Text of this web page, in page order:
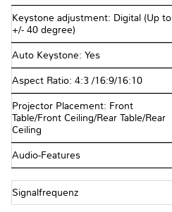
Keystone adjustment: Digital (Up to
+/- 40 degree)
Auto Keystone: Yes
Aspect Ratio: 4:3 /16:9/16:10
Projector Placement: Front
Table/Front Ceiling/Rear Table/Rear
Ceiling
Audio-Features
Signalfrequenz